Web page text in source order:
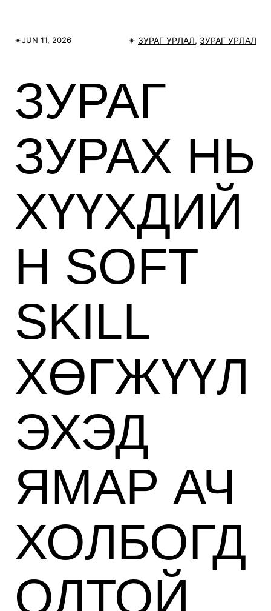
✴︎JUN 11, 2026 ✴︎ ЗУРАГ УРЛАЛ, ЗУРАГ УРЛАЛ
ЗУРАГ
ЗУРАХ НЬ
ХҮҮХДИЙ
Н SOFT
SKILL
ХӨГЖҮҮЛ
ЭХЭД
ЯМАР АЧ
ХОЛБОГД
ОЛТОЙ